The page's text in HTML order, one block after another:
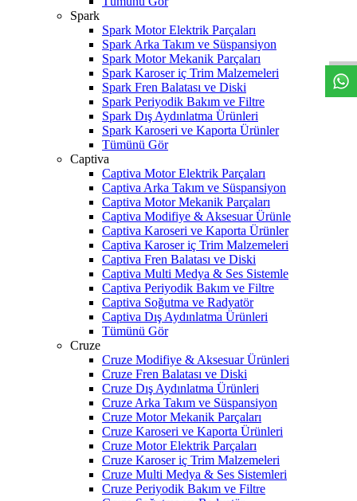
Spark
Spark Motor Elektrik Parçaları
Spark Arka Takım ve Süspansiyon
Spark Motor Mekanik Parçaları
Spark Karoser iç Trim Malzemeleri
Spark Fren Balatası ve Diski
Spark Periyodik Bakım ve Filtre
Spark Dış Aydınlatma Ürünleri
Spark Karoseri ve Kaporta Ürünler
Tümünü Gör
Captiva
Captiva Motor Elektrik Parçaları
Captiva Arka Takım ve Süspansiyon
Captiva Motor Mekanik Parçaları
Captiva Modifiye & Aksesuar Ürünle
Captiva Karoseri ve Kaporta Ürünler
Captiva Karoser iç Trim Malzemeleri
Captiva Fren Balatası ve Diski
Captiva Multi Medya & Ses Sistemle
Captiva Periyodik Bakım ve Filtre
Captiva Soğutma ve Radyatör
Captiva Dış Aydınlatma Ürünleri
Tümünü Gör
Cruze
Cruze Modifiye & Aksesuar Ürünleri
Cruze Fren Balatası ve Diski
Cruze Dış Aydınlatma Ürünleri
Cruze Arka Takım ve Süspansiyon
Cruze Motor Mekanik Parçaları
Cruze Karoseri ve Kaporta Ürünleri
Cruze Motor Elektrik Parçaları
Cruze Karoser iç Trim Malzemeleri
Cruze Multi Medya & Ses Sistemleri
Cruze Periyodik Bakım ve Filtre